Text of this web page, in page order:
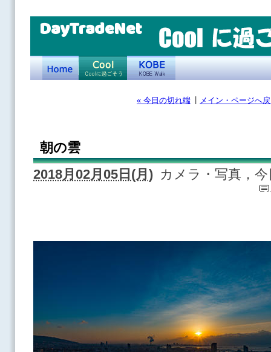
DayTradeNet
« 今日の切れ端 メイン・ページへ
朝の雲
2018月02月05日(月) カメラ・写真，